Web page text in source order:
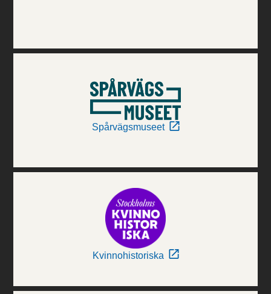
Spårvägsmuseet
Kvinnohistoriska